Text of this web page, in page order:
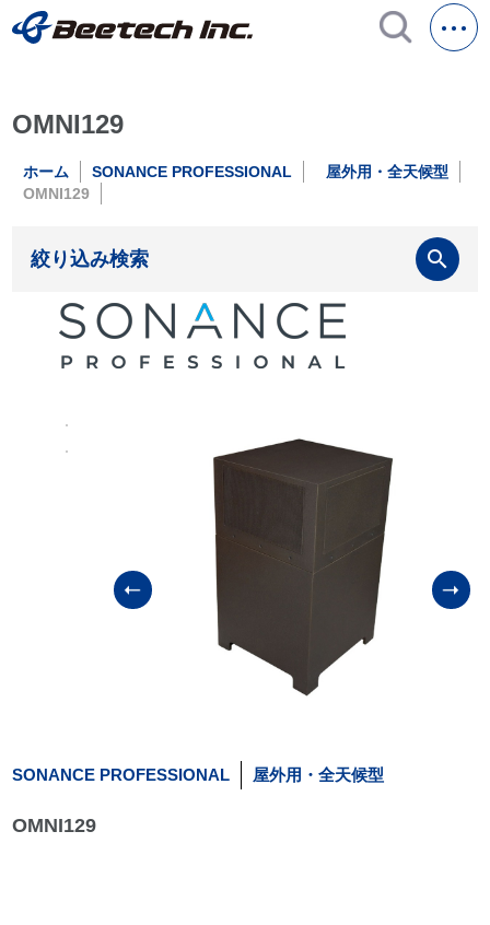
OMNI129
ホーム SONANCE PROFESSIONAL
屋外用・全天候型
OMNI129
絞り込み検索 search
SONANCE PROFESSIONAL 屋外用・全天候型
OMNI129